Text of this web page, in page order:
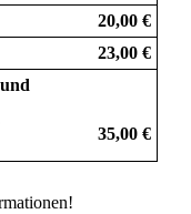
20,00 €
23,00 €
35,00 €